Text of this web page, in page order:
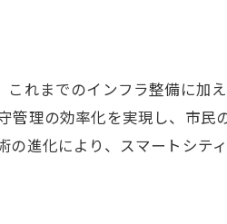
る現場での迅速な意思決定
の土木技術の新展開
した土木プロジェクト
と土木技術
と土木技術
れまでのインフラ整備に加
理の効率化を実現し、市民
進化により、スマートシテ